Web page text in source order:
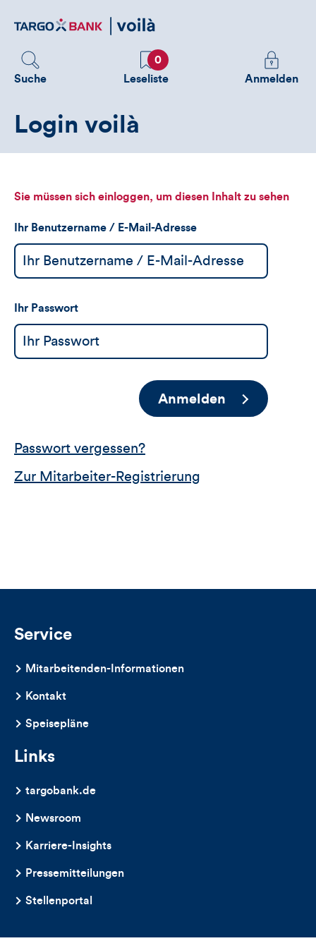
zum
Suche
Favoriten
0
Leseliste
Melden
Sie
sehen
Anmelden
Login voilà
Sie müssen sich einloggen, um diesen Inhalt zu sehen
Ihr Benutzername / E-Mail-Adresse
Ihr Passwort
Anmelden
Passwort vergessen?
Zur Mitarbeiter-Registrierung
Service
Mitarbeitenden-Informationen
Kontakt
Speisepläne
Links
targobank.de
Newsroom
Karriere-Insights
Pressemitteilungen
Stellenportal